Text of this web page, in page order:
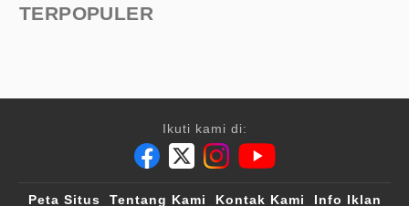
TERPOPULER
Ikuti kami di:
Peta Situs Tentang Kami Kontak Kami Info Iklan